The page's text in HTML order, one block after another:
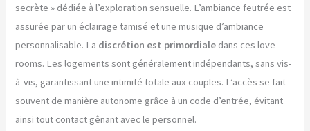
secrète » dédiée à l’exploration sensuelle. L’ambiance feutrée est
assurée par un éclairage tamisé et une musique d’ambiance
personnalisable. La discrétion est primordiale dans ces love
rooms. Les logements sont généralement indépendants, sans vis-
à-vis, garantissant une intimité totale aux couples. L’accès se fait
souvent de manière autonome grâce à un code d’entrée, évitant
ainsi tout contact gênant avec le personnel.